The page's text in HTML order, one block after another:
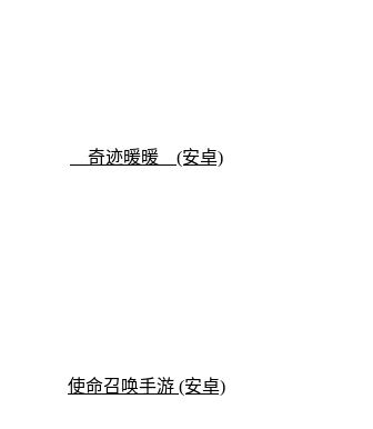
奇迹暖暖 (安卓)
使命召唤手游 (安卓)